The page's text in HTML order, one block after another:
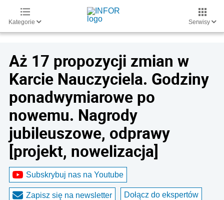
Kategorie Serwisy
Aż 17 propozycji zmian w
Karcie Nauczyciela. Godziny
ponadwymiarowe po
nowemu. Nagrody
jubileuszowe, odprawy
[projekt, nowelizacja]
Subskrybuj nas na Youtube
Zapisz się na newsletter Dołącz do ekspertów